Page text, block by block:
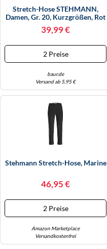
Stretch-Hose STEHMANN,
Damen, Gr. 20, Kurzgrößen, Rot
(kirschrot), 72% Viskose, 25%
Polyamid, 3% Elasthan,
Topseller (656530-20) Kirschrot
39,99 €
2 Preise
baur.de
Versand ab 5,95 €
Stehmann Stretch-Hose, Marine
46,95 €
2 Preise
Amazon Marketplace
Versandkostenfrei